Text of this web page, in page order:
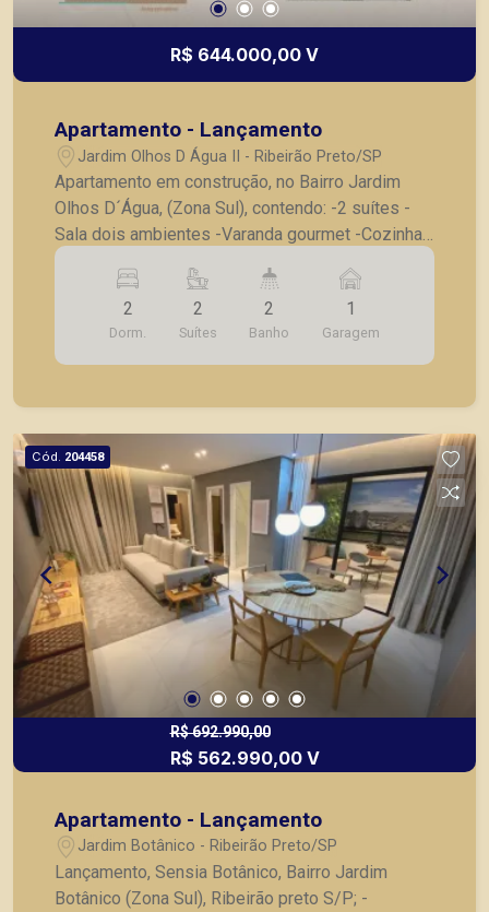
R$ 644.000,00 V
Apartamento - Lançamento
Jardim Olhos D Água II - Ribeirão Preto/SP
Apartamento em construção, no Bairro Jardim
Olhos D´Água, (Zona Sul), contendo: -2 suítes -
Sala dois ambientes -Varanda gourmet -Cozinha -
Lavanderia -1 vaga de garagem -6 opções de
disponíveis; * Valores a partir de 485 mil para o
1º andar; * Opções de 2 vagas para várias
unidades ou opção de comprar vaga extra. A
de imóveis prontos, usados ou mesmo nos
principais lançamentos da cidade de Ribeirão
Preto.
2
Dorm.
2
Suítes
2
Banho
1
Garagem
Cód. 204458
R$ 692.990,00
R$ 562.990,00 V
Apartamento - Lançamento
Jardim Botânico - Ribeirão Preto/SP
Lançamento, Sensia Botânico, Bairro Jardim
Botânico (Zona Sul), Ribeirão preto S/P; -